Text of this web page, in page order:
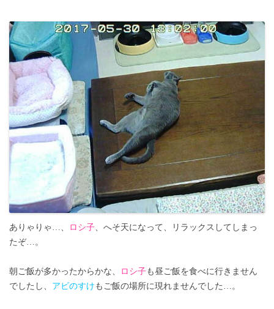
ありゃりゃ…、 ロシ子、へそ天になって、リラックスしてしまっ
たぞ…。
朝ご飯が多かったからかな、 ロシ子も昼ご飯を食べに行きません
でしたし、 アビのすけ もご飯の場所に現れませんでした…。